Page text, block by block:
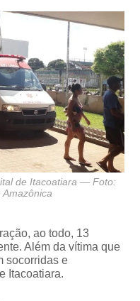
de Itacoatiara — Foto:
ao todo, 13
Além da vítima que
socorridas e
Itacoatiara.